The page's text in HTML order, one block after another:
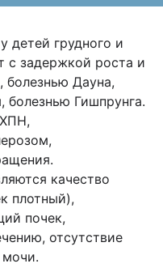
детей грудного и
с задержкой роста и
болезнью Дауна,
болезнью Гишпрунга.
качество
плотный),
почек,
отсутствие
мочи.